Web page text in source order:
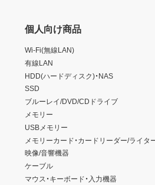
個人向け商品
Wi-Fi(無線LAN)
有線LAN
HDD(ハードディスク)・NAS
SSD
ブルーレイ/DVD/CDドライブ
メモリー
USBメモリー
メモリーカード・カードリーダー/ライタ
映像/音響機器
ケーブル
マウス・キーボード・入力機器